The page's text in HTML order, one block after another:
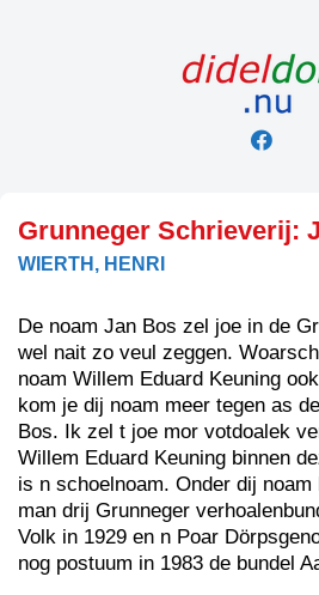
Grunneger Schrieverij:
WIERTH, HENRI
De noam Jan Bos zel joe in de
wel nait zo veul zeggen.
noam Willem Eduard Keuning
kom je dij noam meer tegen as
Bos. Ik zel t joe mor votdoalek
Willem Eduard Keuning binnen
is n schoelnoam. Onder dij
man drij Grunneger
Volk in 1929 en n Poar
nog postuum in 1983 de bundel